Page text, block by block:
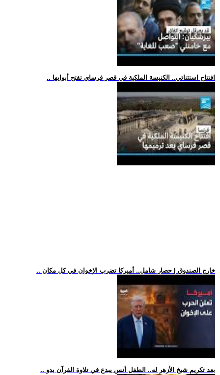
.. افتتاح استثنائي.. الكنيسة الملكية في قصر فرساي تفتح أبوابها
.. خارج الصندوق | حصار شامل.. أميركا تضرب الإخوان في كل مكان
.. بعد تكريم شيخ الأزهر له.. الطفل أنس يبدع في تلاوة القرآن بدو